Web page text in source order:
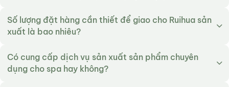
Số lượng đặt hàng cần thiết để giao cho Ruihua sản
xuất là bao nhiêu?
Có cung cấp dịch vụ sản xuất sản phẩm chuyên
dụng cho spa hay không?